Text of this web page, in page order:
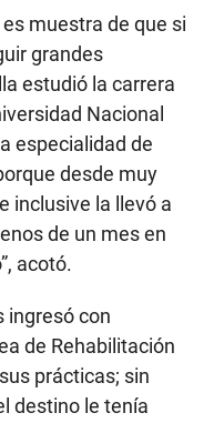
muestra de que si
grandes
estudió la carrera
Nacional
especialidad de
desde muy
inclusive la llevó a
de un mes en
acotó.
ingresó con
de Rehabilitación
prácticas; sin
destino le tenía